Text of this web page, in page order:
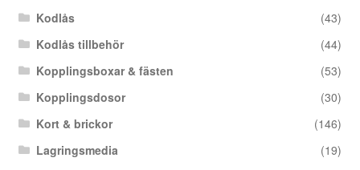
Kodlås
(43)
Kodlås tillbehör
(44)
Kopplingsboxar & fästen
(53)
Kopplingsdosor
(30)
Kort & brickor
(146)
Lagringsmedia
(19)